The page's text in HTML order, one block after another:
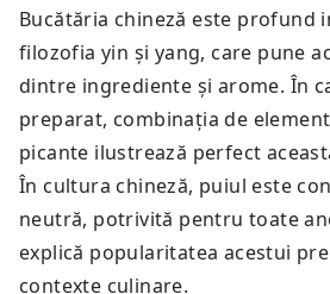
Bucătăria chineză este profund
filozofia yin și yang, care pune
dintre ingrediente și arome. În
preparat, combinația de
picante ilustrează perfect
În cultura chineză, puiul este
neutră, potrivită pentru toate
explică popularitatea acestui
contexte culinare.